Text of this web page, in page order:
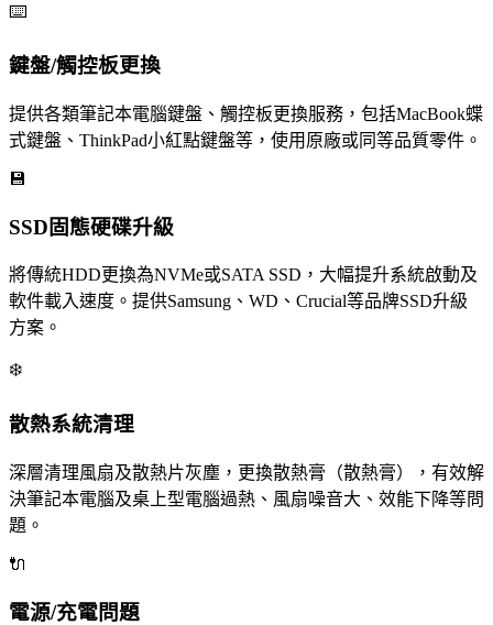
⌨️
鍵盤/觸控板更換
提供各類筆記本電腦鍵盤、觸控板更換服務，包括MacBook蝶
式鍵盤、ThinkPad小紅點鍵盤等，使用原廠或同等品質零件。
💾
SSD固態硬碟升級
將傳統HDD更換為NVMe或SATA SSD，大幅提升系統啟動及
軟件載入速度。提供Samsung、WD、Crucial等品牌SSD升級
方案。
❄️
散熱系統清理
深層清理風扇及散熱片灰塵，更換散熱膏（散熱膏），有效解
決筆記本電腦及桌上型電腦過熱、風扇噪音大、效能下降等問
題。
🔌
電源/充電問題